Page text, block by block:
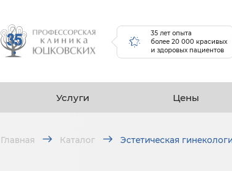
35 лет опыта
более 20 000 красивых
и здоровых пациентов
Услуги Цены
Главная Каталог Эстетическая